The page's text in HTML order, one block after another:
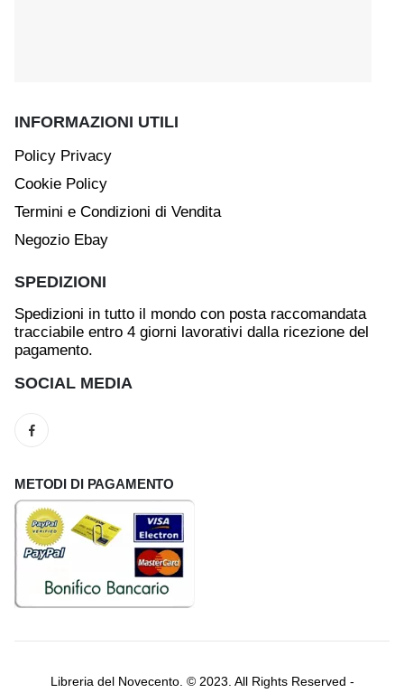
INFORMAZIONI UTILI
Policy Privacy
Cookie Policy
Termini e Condizioni di Vendita
Negozio Ebay
SPEDIZIONI
Spedizioni in tutto il mondo con posta raccomandata
tracciabile entro 4 giorni lavorativi dalla ricezione del
pagamento.
SOCIAL MEDIA
METODI DI PAGAMENTO
Libreria del Novecento. © 2023. All Rights Reserved -